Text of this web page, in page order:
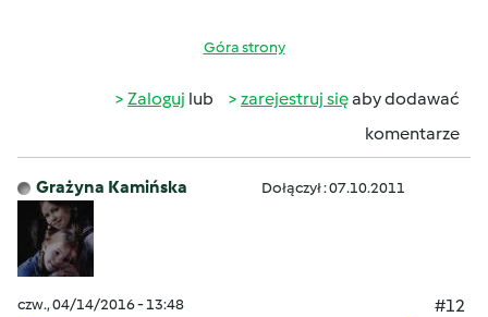
Góra strony
Zaloguj lub zarejestruj sięaby dodawać
komentarze
Grażyna Kamińska Dołączył : 07.10.2011
czw., 04/14/2016 - 13:48
#12